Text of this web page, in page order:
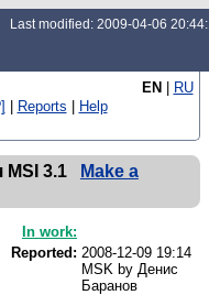
Last modified: 2009-04-06
EN | RU
| Reports | Help
MSI 3.1
Make a
In work:
Reported: 2008-12-09 19:14
MSK by Денис
Баранов